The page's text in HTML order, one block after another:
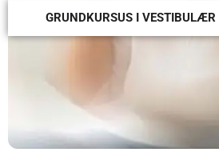
GRUNDKURSUS I VESTIBULÆR